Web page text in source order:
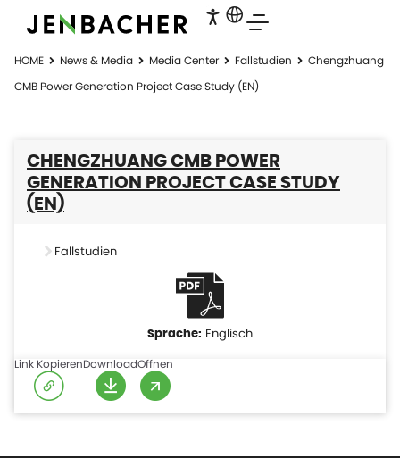
HOME News & Media Media Center Fallstudien
Chengzhuang
CMB Power Generation Project Case Study (EN)
CHENGZHUANG CMB POWER
GENERATION PROJECT CASE STUDY
(EN)
Fallstudien
Englisch
Link KopierenDownloadOffnen